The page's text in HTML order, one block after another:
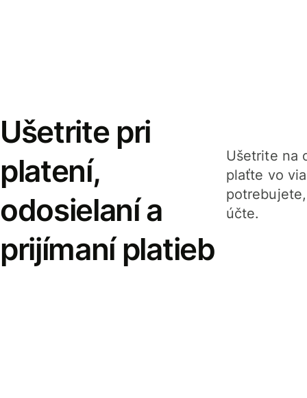
Ušetrite pri
platení,
odosielaní a
prijímaní platieb
Ušetrite na
plaťte vo
účte.